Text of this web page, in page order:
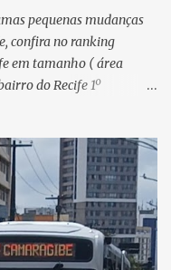
pequenas mudanças
confira no ranking
em tamanho ( área
do Recife 1º
> no Censo 2010 : 7,53
2010 : 6,66 km² 7º Pina
4,54 km² 10º Iputinga
Cohab 4,33 km² > no
km² 13º Santo Amaro
3,40 km² 16º São José